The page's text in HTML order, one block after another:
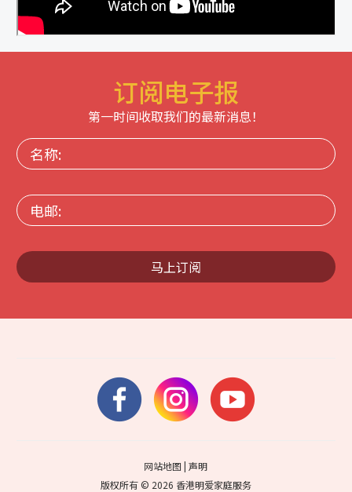
订阅电子报
第一时间收取我们的最新消息！
名
称:
电
邮:
马上订阅
网站地图 |声明
版权所有 © 2026 香港明爱家庭服务